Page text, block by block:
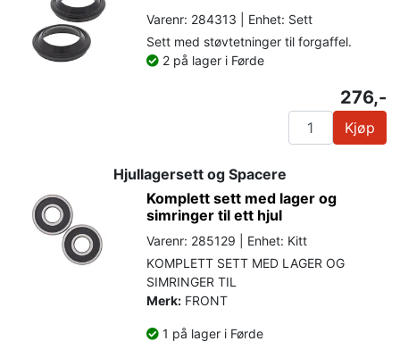
Varenr: 284313 | Enhet: Sett
Sett med støvtetninger til forgaffel.
2 på lager i Førde
276,-
Kjøp
Hjullagersett og Spacere
Komplett sett med lager og
simringer til ett hjul
Varenr: 285129 | Enhet: Kitt
KOMPLETT SETT MED LAGER OG
SIMRINGER TIL
Merk: FRONT
1 på lager i Førde